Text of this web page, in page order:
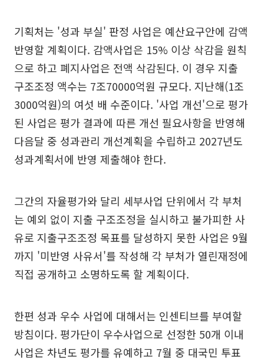
기획처는 '성과 부실' 판정 사업은 예산요구안에 감액
반영할 계획이다. 감액사업은 15% 이상 삭감을 원칙
으로 하고 폐지사업은 전액 삭감된다. 이 경우 지출
구조조정 액수는 7조70000억원 규모다. 지난해(1조
3000억원)의 여섯 배 수준이다. '사업 개선'으로 평가
된 사업은 평가 결과에 따른 개선 필요사항을 반영해
다음달 중 성과관리 개선계획을 수립하고 2027년도
성과계획서에 반영 제출해야 한다.
그간의 자율평가와 달리 세부사업 단위에서 각 부처
는 예외 없이 지출 구조조정을 실시하고 불가피한 사
유로 지출구조조정 목표를 달성하지 못한 사업은 9월
까지 '미반영 사유서'를 작성해 각 부처가 열린재정에
직접 공개하고 소명하도록 할 계획이다.
한편 성과 우수 사업에 대해서는 인센티브를 부여할
방침이다. 평가단이 우수사업으로 선정한 50개 이내
사업은 차년도 평가를 유예하고 7월 중 대국민 투표